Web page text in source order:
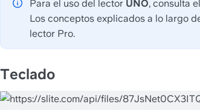
Para el uso del lector UNO, consulta el
Los conceptos explicados a lo largo
lector Pro.
Teclado